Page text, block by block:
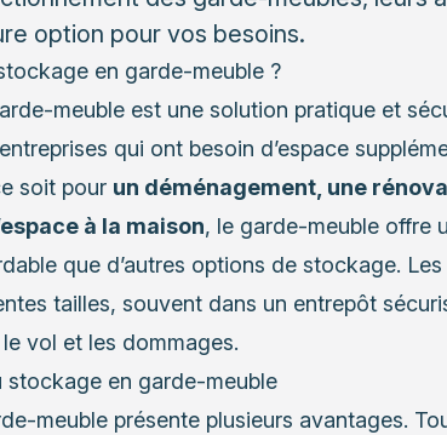
option pour vos besoins.
en garde-meuble ?
meuble est une solution pratique et
qui ont besoin d’espace
soit pour un déménagement, une
à la maison, le garde-meuble offre
que d’autres options de stockage.
tailles, souvent dans un entrepôt
vol et les dommages.
stockage en garde-meuble
meuble présente plusieurs avantages.